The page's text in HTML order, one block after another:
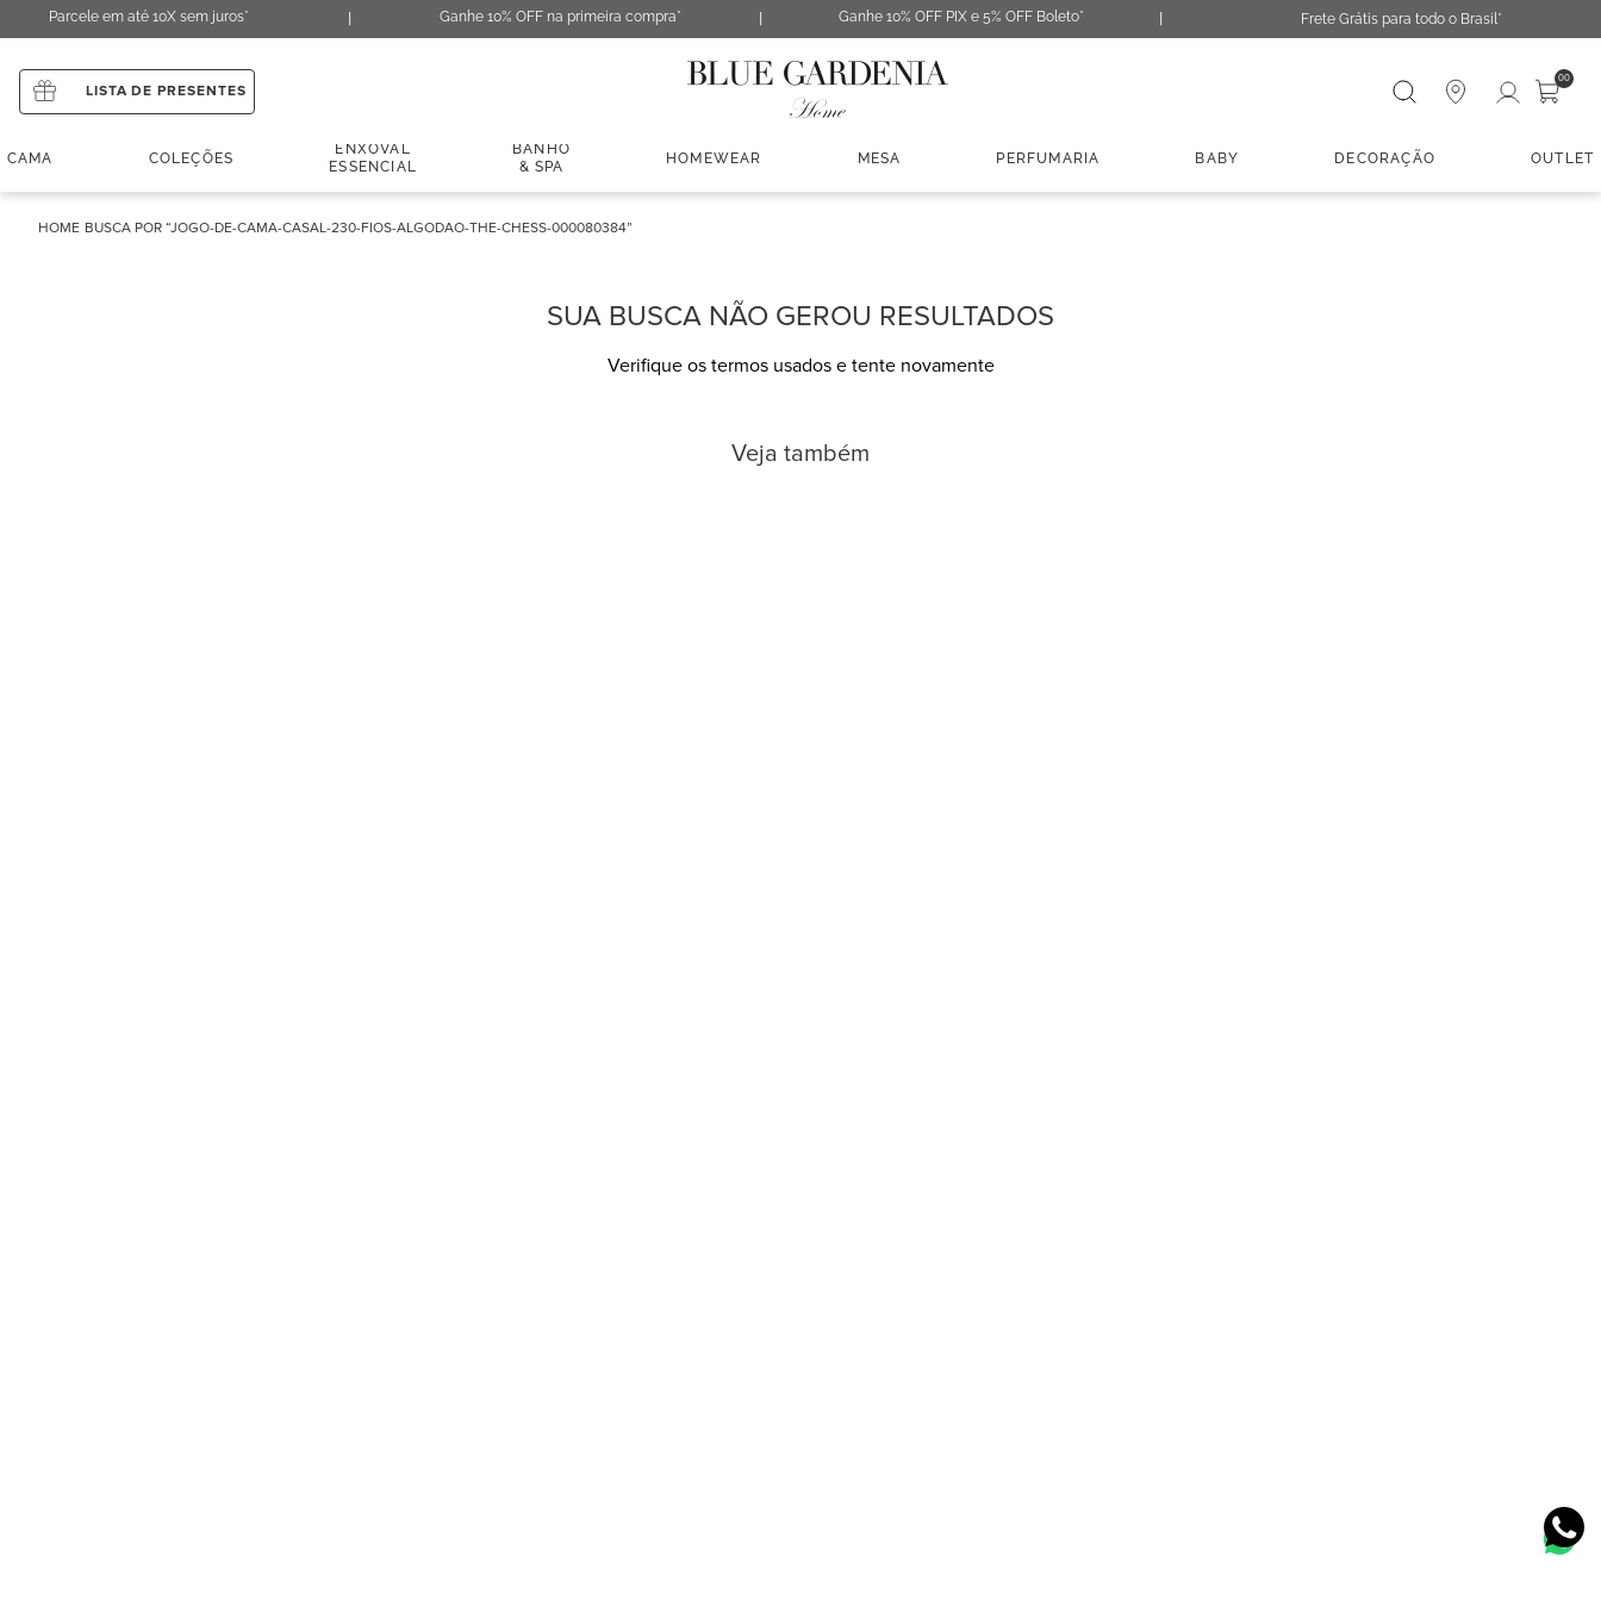
Parcele em até 10X sem juros* Ganhe 10% OFF na primeira compra* Ganhe 10% OFF PIX e 5% OFF Boleto* Frete Grátis para todo o Brasil*
LISTA DE PRESENTES
Digite sua busca 00
CAMA COLEÇÕES
ENXOVAL
ESSENCIAL
BANHO
& SPA
HOMEWEAR MESA PERFUMARIA BABY DECORAÇÃO OUTLET
JOGO-DE-CAMA-CASAL-230-FIOS-ALGODAO-THE-CHESS-000080384
SUA BUSCA NÃO GEROU RESULTADOS
Verifique os termos usados e tente novamente
Veja também